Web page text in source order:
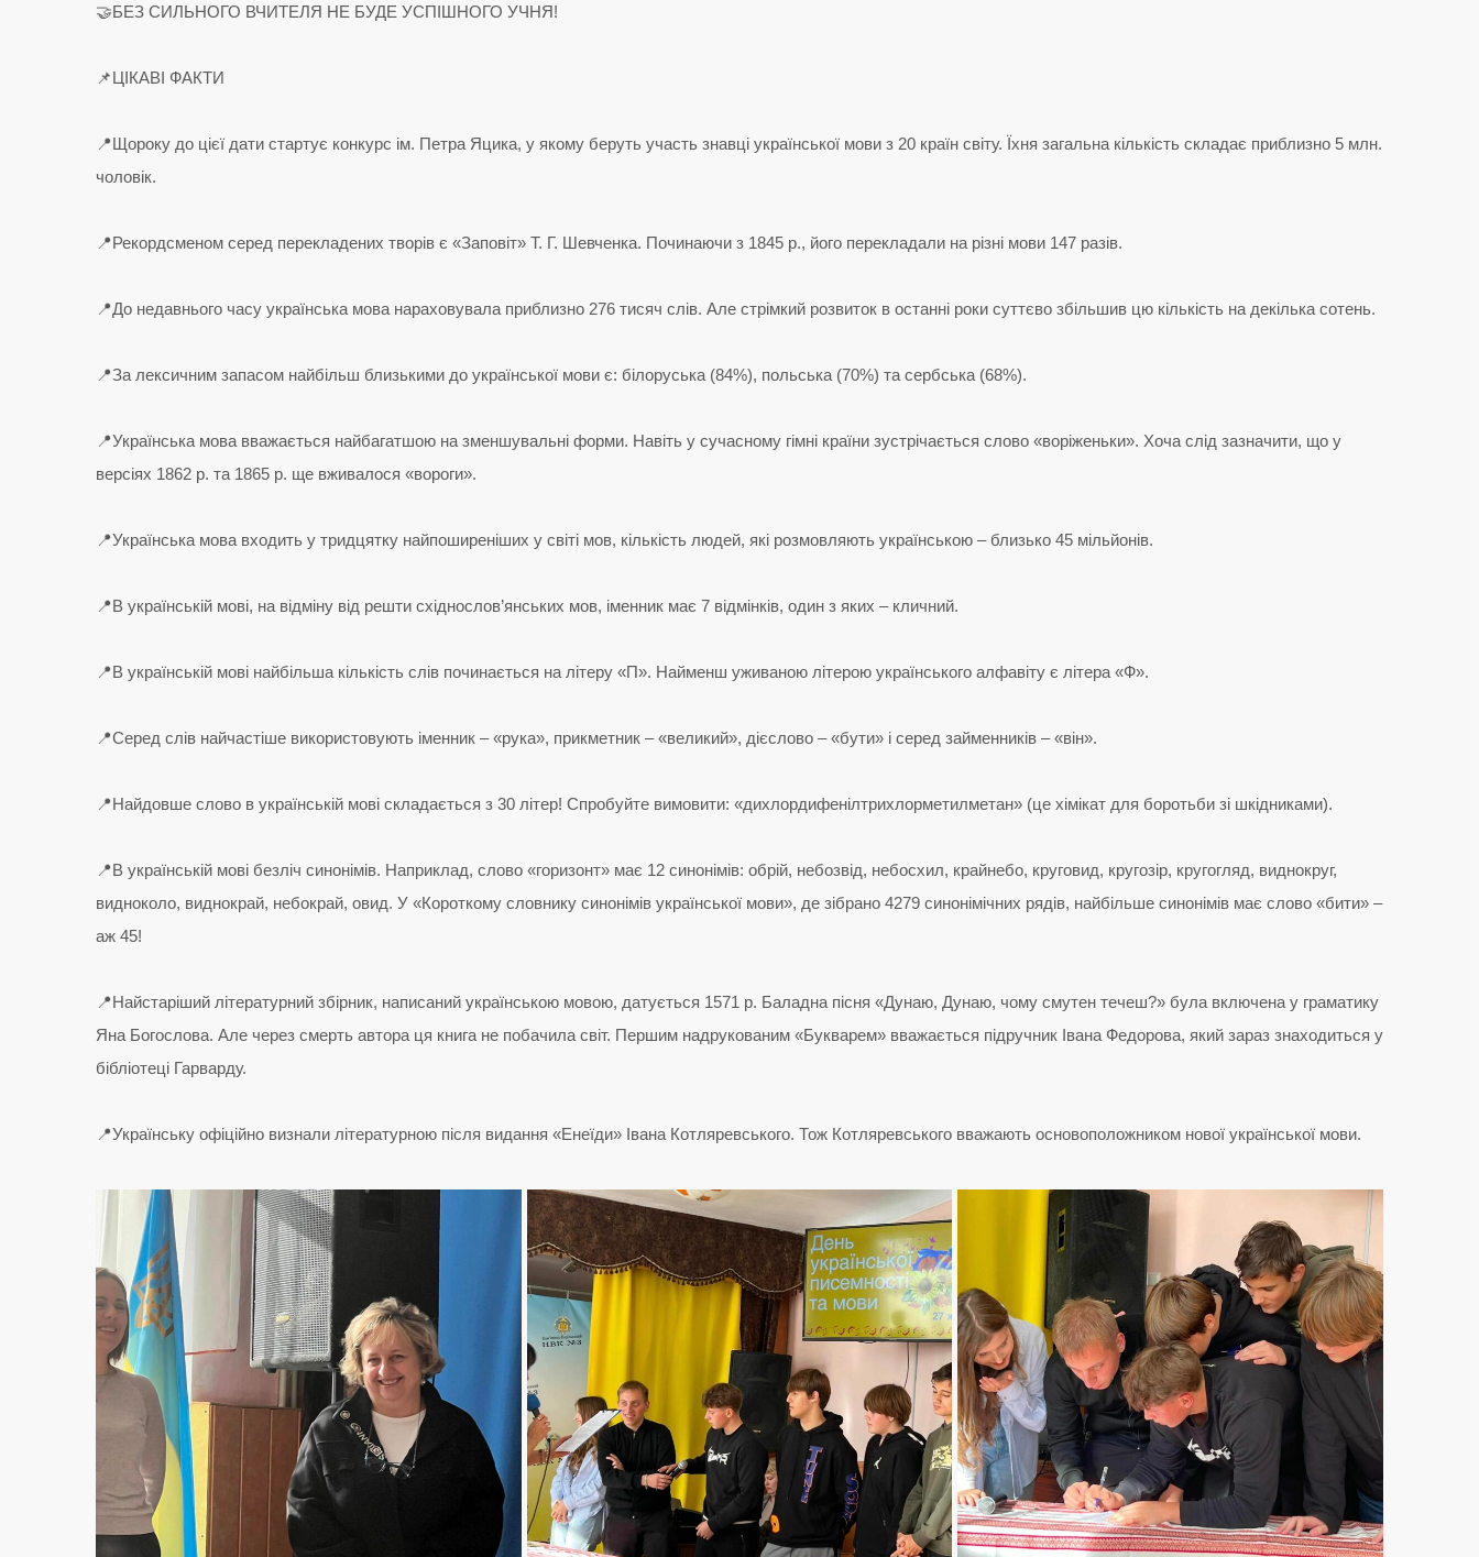
🤝БЕЗ СИЛЬНОГО ВЧИТЕЛЯ НЕ БУДЕ УСПІШНОГО УЧНЯ!
📌ЦІКАВІ ФАКТИ
📍Щороку до цієї дати стартує конкурс ім. Петра Яцика, у якому беруть участь знавці української мови з 20 країн світу. Їхня загальна кількість складає приблизно 5 млн.
чоловік.
📍Рекордсменом серед перекладених творів є «Заповіт» Т. Г. Шевченка. Починаючи з 1845 р., його перекладали на різні мови 147 разів.
📍До недавнього часу українська мова нараховувала приблизно 276 тисяч слів. Але стрімкий розвиток в останні роки суттєво збільшив цю кількість на декілька сотень.
📍За лексичним запасом найбільш близькими до української мови є: білоруська (84%), польська (70%) та сербська (68%).
📍Українська мова вважається найбагатшою на зменшувальні форми. Навіть у сучасному гімні країни зустрічається слово «воріженьки». Хоча слід зазначити, що у
версіях 1862 р. та 1865 р. ще вживалося «вороги».
📍Українська мова входить у тридцятку найпоширеніших у світі мов, кількість людей, які розмовляють українською – близько 45 мільйонів.
📍В українській мові, на відміну від решти східнослов’янських мов, іменник має 7 відмінків, один з яких – кличний.
📍В українській мові найбільша кількість слів починається на літеру «П». Найменш уживаною літерою українського алфавіту є літера «Ф».
📍Серед слів найчастіше використовують іменник – «рука», прикметник – «великий», дієслово – «бути» і серед займенників – «він».
📍Найдовше слово в українській мові складається з 30 літер! Спробуйте вимовити: «дихлордифенілтрихлорметилметан» (це хімікат для боротьби зі шкідниками).
📍В українській мові безліч синонімів. Наприклад, слово «горизонт» має 12 синонімів: обрій, небозвід, небосхил, крайнебо, круговид, кругозір, кругогляд, виднокруг,
видноколо, виднокрай, небокрай, овид. У «Короткому словнику синонімів української мови», де зібрано 4279 синонімічних рядів, найбільше синонімів має слово «бити» –
аж 45!
📍Найстаріший літературний збірник, написаний українською мовою, датується 1571 р. Баладна пісня «Дунаю, Дунаю, чому смутен течеш?» була включена у граматику
Яна Богослова. Але через смерть автора ця книга не побачила світ. Першим надрукованим «Букварем» вважається підручник Івана Федорова, який зараз знаходиться у
бібліотеці Гарварду.
📍Українську офіційно визнали літературною після видання «Енеїди» Івана Котляревського. Тож Котляревського вважають основоположником нової української мови.